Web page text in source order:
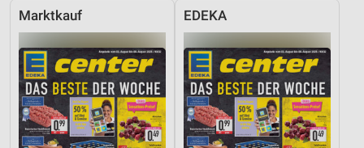
Marktkauf EDEKA